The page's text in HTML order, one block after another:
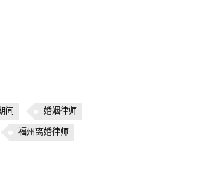
间 婚姻律师
福州离婚律师